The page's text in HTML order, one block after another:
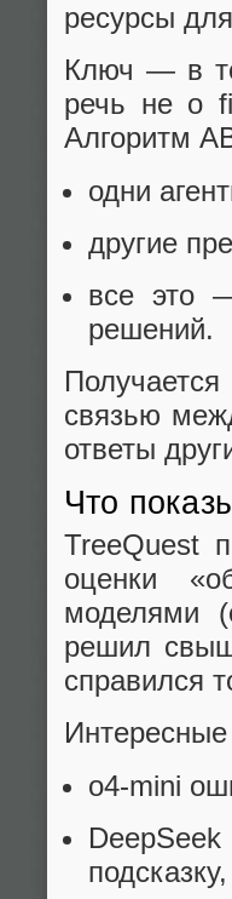
ресурсы
Ключ — в
речь не о
Алгоритм
одни
другие
все это
решений.
связью
ответы
Что
TreeQuest
оценки
моделями
решил
справился
o4‑mini
подсказку,